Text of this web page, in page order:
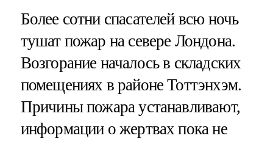
Более сотни спасателей всю ночь
тушат пожар на севере Лондона.
Возгорание началось в складских
помещениях в районе Тоттэнхэм.
Причины пожара устанавливают,
информации о жертвах пока не